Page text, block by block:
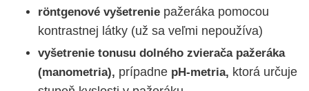
röntgenové vyšetrenie pažeráka pomocou
kontrastnej látky (už sa veľmi nepoužíva)
vyšetrenie tonusu dolného zvierača pažeráka
(manometria), prípadne pH-metria, ktorá určuje